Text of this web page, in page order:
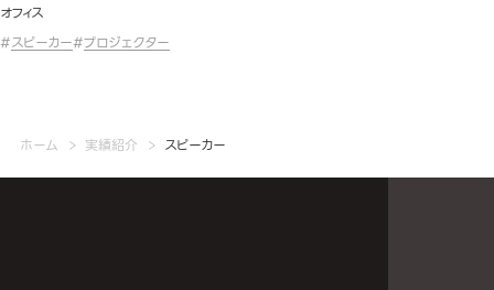
ホーム 実績紹介 スピーカー
オフィス
#スピーカー#プロジェクター